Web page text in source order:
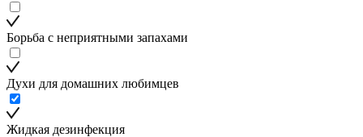
Борьба с неприятными запахами
Духи для домашних любимцев
Жидкая дезинфекция